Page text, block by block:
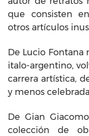
que consisten
otros artículos
De Lucio Fontana
italo-argentino,
carrera artística,
y menos
De Gian
colección de